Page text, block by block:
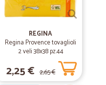
REGINA
Regina Provence tovaglioli
2 veli 38x38 pz.44
2,25 € 2,65 €